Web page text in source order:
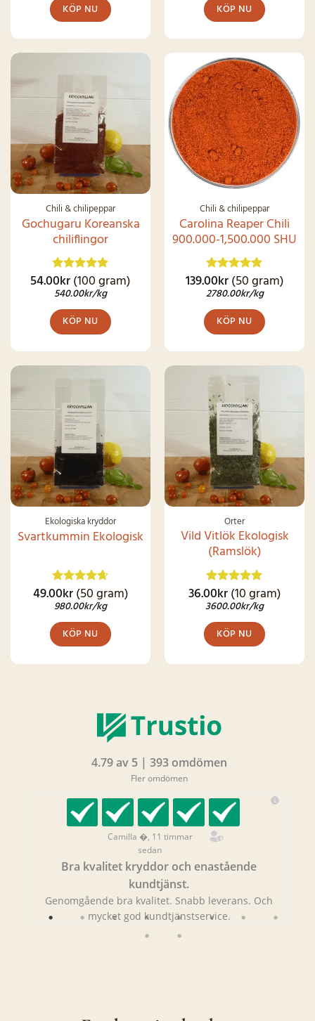
KÖP NU
KÖP NU
LAGER IGEN
Chili & chilipeppar
Gochugaru Koreanska
chiliflingor
Betygsatt
4.83av 5
54.00kr(100 gram)
540.00kr/kg
KÖP NU
Chili & chilipeppar
Carolina Reaper Chili
900.000-1,500.000 SHU
Betygsatt
4.79av 5
139.00kr(50 gram)
2780.00kr/kg
KÖP NU
Ekologiska kryddor
Svartkummin Ekologisk
Betygsatt
4.62 av 5
49.00kr(50 gram)
980.00kr/kg
KÖP NU
SNART I
LAGER IGEN
Örter
Vild Vitlök Ekologisk
(Ramslök)
Betygsatt
4.92av 5
36.00kr(10 gram)
3600.00kr/kg
KÖP NU
4.79 av 5 | 393 omdömen
Fler omdömen
Camilla �, 11 timmar
sedan
Bra kvalitet kryddor och enastående
kundtjänst.
Genomgående bra kvalitet. Snabb leverans. Och
mycket god kundtjänstservice.